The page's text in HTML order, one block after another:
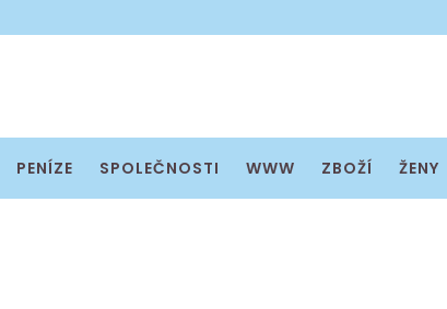
PENÍZE SPOLEČNOSTI WWW ZBOŽÍ ŽENY